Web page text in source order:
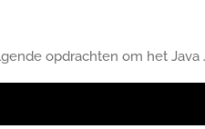
opdrachten om het Java